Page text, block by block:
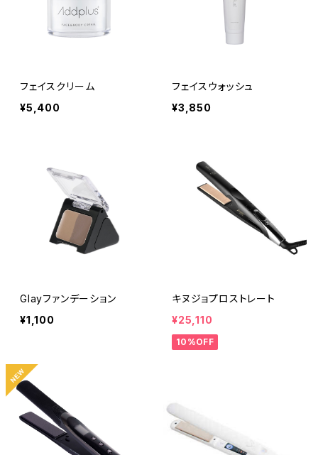
フェイスクリーム
¥5,400
フェイスウォッシュ
¥3,850
Glayファンデーション
¥1,100
キヌジョプロストレート
¥25,110
10%OFF